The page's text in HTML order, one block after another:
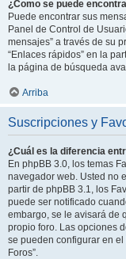
¿Como se puede
Puede encontrar sus
Panel de Control de
mensajes” a través de su
“Enlaces rápidos” en la
la página de búsqueda
Arriba
Suscripciones y
¿Cuál es la diferencia
En phpBB 3.0, los temas
navegador web. Usted no
partir de phpBB 3.1, los
puede ser notificado
embargo, se le avisará de
propio foro. Las opciones
se pueden configurar en
Foros”.